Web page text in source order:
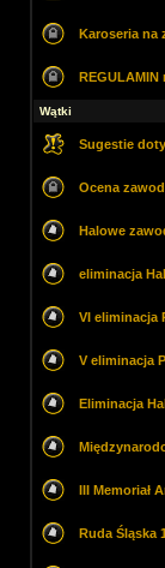
Karoseria na
REGULAMIN
Wątki
Sugestie
Ocena
Halowe
eliminacja
VI eliminacja
V eliminacja
Eliminacja
III Memoriał
Ruda Śląska